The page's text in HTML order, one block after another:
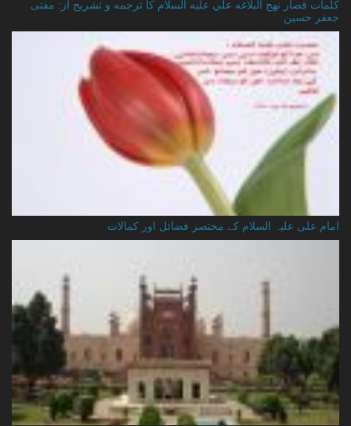
کلمات قصار نهج البلاغه علي عليه السلام کا ترجمه و تشریح از: مفتی
جعفر حسین
امام علی علیہ السلام کے مختصر فضائل اور کمالات